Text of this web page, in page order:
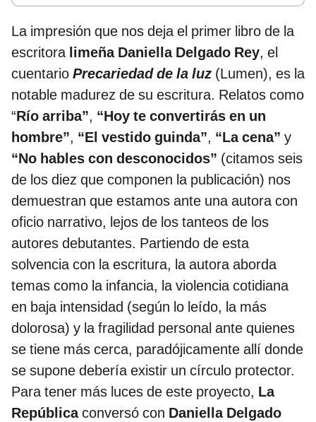
La impresión que nos deja el primer libro de la
escritora limeña Daniella Delgado Rey, el
cuentario Precariedad de la luz (Lumen), es la
notable madurez de su escritura. Relatos como
“Río arriba”, “Hoy te convertirás en un
hombre”, “El vestido guinda”, “La cena” y
“No hables con desconocidos” (citamos seis
de los diez que componen la publicación) nos
demuestran que estamos ante una autora con
oficio narrativo, lejos de los tanteos de los
autores debutantes. Partiendo de esta
solvencia con la escritura, la autora aborda
temas como la infancia, la violencia cotidiana
en baja intensidad (según lo leído, la más
dolorosa) y la fragilidad personal ante quienes
se tiene más cerca, paradójicamente allí donde
se supone debería existir un círculo protector.
Para tener más luces de este proyecto, La
Repúblicaconversó con Daniella Delgado